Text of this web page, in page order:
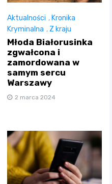
Aktualności , Kronika
Kryminalna , Z kraju
Młoda Białorusinka
zgwałcona i
zamordowana w
samym sercu
Warszawy
2 marca 2024